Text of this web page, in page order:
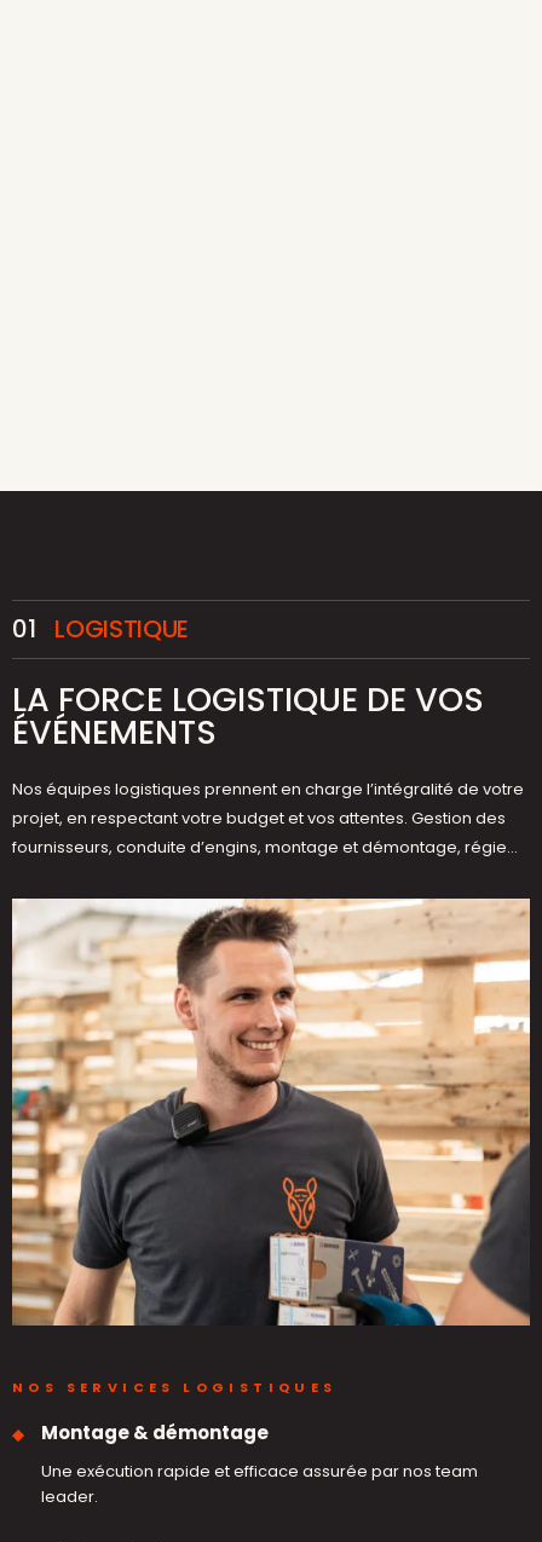
01 LOGISTIQUE
LA FORCE LOGISTIQUE DE VOS
ÉVÉNEMENTS
Nos équipes logistiques prennent en charge l’intégralité de votre
projet, en respectant votre budget et vos attentes. Gestion des
fournisseurs, conduite d’engins, montage et démontage, régie…
NOS SERVICES LOGISTIQUES
Montage & démontage
Une exécution rapide et efficace assurée par nos team
leader.